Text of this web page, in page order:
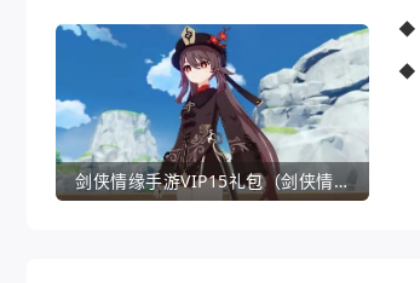
剑侠情缘手游VIP15礼包（剑侠情缘手游VIP1到18一共要花多少钱）
◆
◆